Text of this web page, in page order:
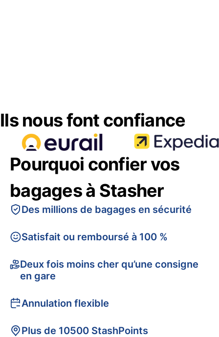
Ils nous font confiance
Pourquoi confier vos
bagages à Stasher
Des millions de bagages en sécurité
Satisfait ou remboursé à 100 %
Deux fois moins cher qu’une consigne
en gare
Annulation flexible
Plus de 10500 StashPoints